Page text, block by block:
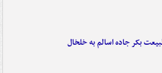
بکر جاده اسالم به خلخال